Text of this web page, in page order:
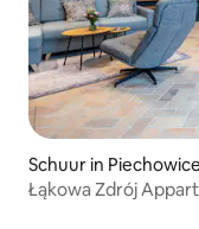
Schuur in Piechowice
Łąkowa Zdrój